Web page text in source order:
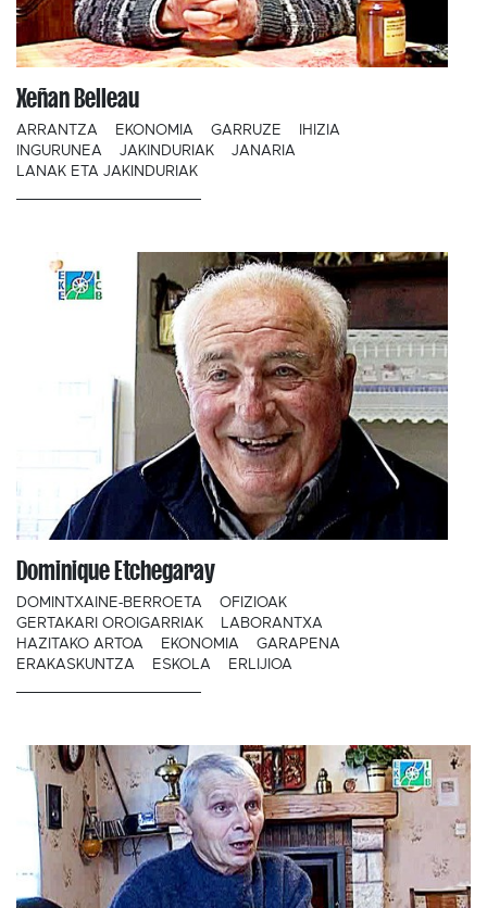
Xeñan Belleau
ARRANTZA EKONOMIA GARRUZE
IHIZIA
INGURUNEA
JAKINDURIAK
JANARIA
LANAK ETA JAKINDURIAK
Dominique Etchegaray
DOMINTXAINE-BERROETA
OFIZIOAK
GERTAKARI OROIGARRIAK
LABORANTXA
HAZITAKO ARTOA
EKONOMIA
GARAPENA
ERAKASKUNTZA
ESKOLA ERLIJIOA